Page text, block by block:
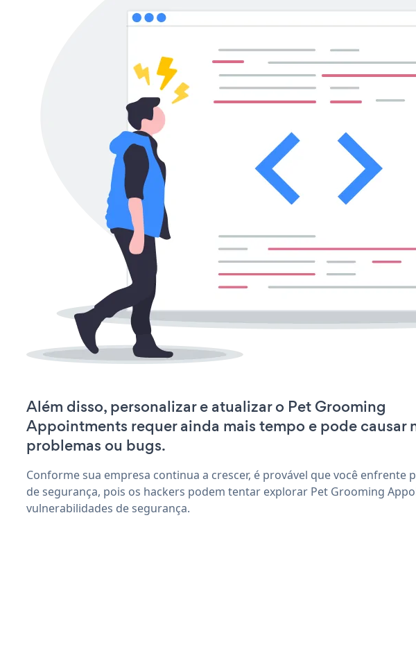
Além disso, personalizar e atualizar o Pet Grooming
Appointments requer ainda mais tempo e pode causar
problemas ou bugs.
Conforme sua empresa continua a crescer, é provável que você enfrente
de segurança, pois os hackers podem tentar explorar Pet Grooming
vulnerabilidades de segurança.